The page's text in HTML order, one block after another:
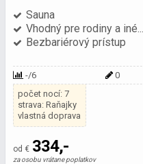
Sauna
Vhodný pre rodiny a iné...
Bezbariérový prístup
-/6 0
počet nocí: 7
strava: Raňajky
vlastná doprava
od € 334,-
za osobu vrátane poplatkov